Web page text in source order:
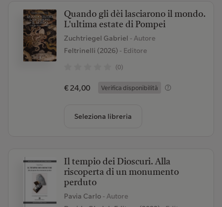
Quando gli dèi lasciarono il mondo.
L'ultima estate di Pompei
Zuchtriegel Gabriel - Autore
Feltrinelli (2026)- Editore
(0)
€ 24,00 Verifica disponibilità
Seleziona libreria
Il tempio dei Dioscuri. Alla
riscoperta di un monumento
perduto
Pavia Carlo - Autore